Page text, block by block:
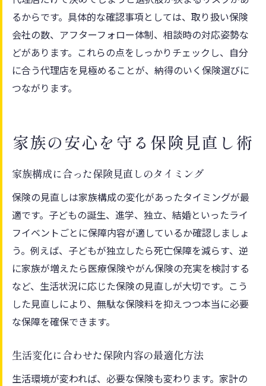
るからです。具体的な確認事項としては、取り扱い保険
会社の数、アフターフォロー体制、相談時の対応姿勢な
どがあります。これらの点をしっかりチェックし、自分
に合う代理店を見極めることが、納得のいく保険選びに
つながります。
家族の安心を守る保険見直し術
家族構成に合った保険見直しのタイミング
保険の見直しは家族構成の変化があったタイミングが最
適です。子どもの誕生、進学、独立、結婚といったライ
フイベントごとに保障内容が適しているか確認しましょ
う。例えば、子どもが独立したら死亡保障を減らす、逆
に家族が増えたら医療保険やがん保険の充実を検討する
など、生活状況に応じた保険の見直しが大切です。こう
した見直しにより、無駄な保険料を抑えつつ本当に必要
な保障を確保できます。
生活変化に合わせた保険内容の最適化方法
生活環境が変われば、必要な保険も変わります。家計の